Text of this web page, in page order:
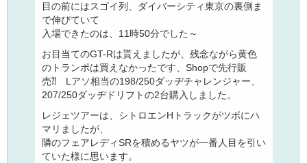
目の前にはスゴイ列、ダイバーシティ東京の裏側ま
で伸びていて
入場できたのは、11時50分でした～
お目当てのGT-Rは貰えましたが、残念ながら黄色
のトランポは買えなかったです、Shopで先行販
売⁈ Lアソ相当の198/250ダッヂチャレンジャー、
207/250ダッヂドリフトの2台購入しました。
レジェツアーは、シトロエンHトラックがツボにハ
マリましたが、
隣のフェアレディSRを積めるヤツが一番人目を引い
ていた様に思います。